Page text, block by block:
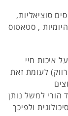
סוציאליות,
, סטאטוס
איכות חיי
לעומת זאת
הורי למשל נותן
ולפיכך